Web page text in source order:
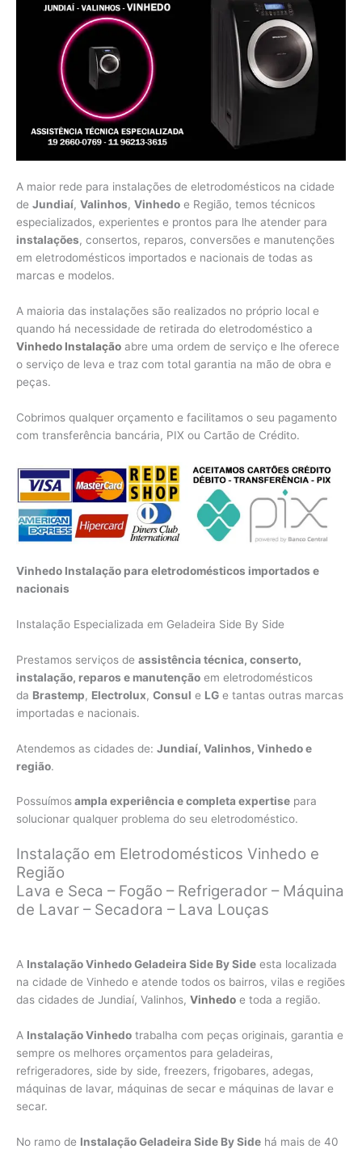
A maior rede para instalações de eletrodomésticos na cidade
de Jundiaí, Valinhos, Vinhedo e Região, temos técnicos
especializados, experientes e prontos para lhe atender para
instalações, consertos, reparos, conversões e manutenções
em eletrodomésticos importados e nacionais de todas as
marcas e modelos.
A maioria das instalações são realizados no próprio local e
quando há necessidade de retirada do eletrodoméstico a
Vinhedo Instalação abre uma ordem de serviço e lhe oferece
o serviço de leva e traz com total garantia na mão de obra e
peças.
Cobrimos qualquer orçamento e facilitamos o seu pagamento
com transferência bancária, PIX ou Cartão de Crédito.
Vinhedo Instalação para eletrodomésticos importados e
nacionais
Instalação Especializada em Geladeira Side By Side
Prestamos serviços de assistência técnica, conserto,
instalação, reparos e manutenção em eletrodomésticos
da Brastemp, Electrolux, Consul e LG e tantas outras marcas
importadas e nacionais.
Atendemos as cidades de: Jundiaí, Valinhos, Vinhedo e
região.
Possuímosampla experiência e completa expertise para
solucionar qualquer problema do seu eletrodoméstico.
Instalação em Eletrodomésticos Vinhedo e
Região
Lava e Seca – Fogão – Refrigerador – Máquina
de Lavar – Secadora – Lava Louças
A Instalação Vinhedo Geladeira Side By Side esta localizada
na cidade de Vinhedo e atende todos os bairros, vilas e regiões
das cidades de Jundiaí, Valinhos, Vinhedo e toda a região.
A Instalação Vinhedo trabalha com peças originais, garantia e
sempre os melhores orçamentos para geladeiras,
refrigeradores, side by side, freezers, frigobares, adegas,
máquinas de lavar, máquinas de secar e máquinas de lavar e
secar.
No ramo de Instalação Geladeira Side By Side há mais de 40